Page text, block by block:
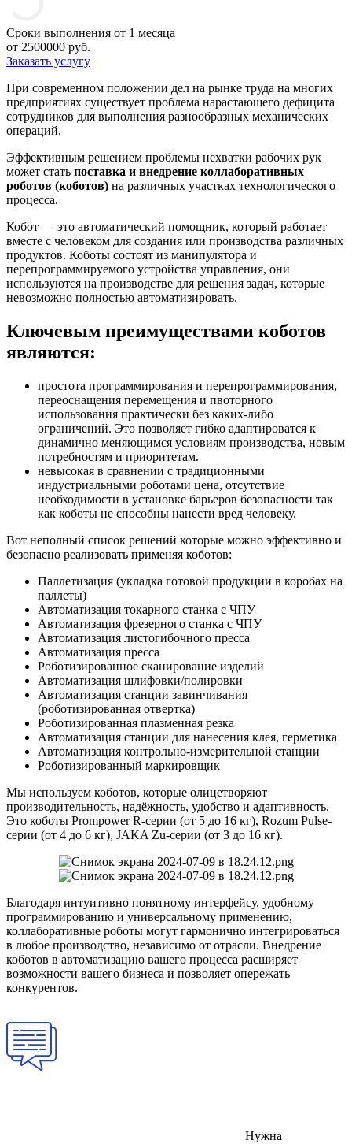
Сроки выполнения от 1 месяца
от 2500000 руб.
Заказать услугу
При современном положении дел на рынке труда на многих
предприятиях существует проблема нарастающего дефицита
сотрудников для выполнения разнообразных механических
операций.
Эффективным решением проблемы нехватки рабочих рук
может стать поставка и внедрение коллаборативных
роботов (коботов) на различных участках технологического
процесса.
Кобот — это автоматический помощник, который работает
вместе с человеком для создания или производства различных
продуктов. Коботы состоят из манипулятора и
перепрограммируемого устройства управления, они
используются на производстве для решения задач, которые
невозможно полностью автоматизировать.
Ключевым преимуществами коботов
являются:
простота программирования и перепрограммирования,
переоснащения перемещения и пвоторного
использования практически без каких-либо
ограничений. Это позволяет гибко адаптироватся к
динамично меняющимся условиям производства, новым
потребностям и приоритетам.
невысокая в сравнении с традиционными
индустриальными роботами цена, отсутствие
необходимости в установке барьеров безопасности так
как коботы не способны нанести вред человеку.
Вот неполный список решений которые можно эффективно и
безопасно реализовать применяя коботов:
Паллетизация (укладка готовой продукции в коробах на
паллеты)
Автоматизация токарного станка с ЧПУ
Автоматизация фрезерного станка с ЧПУ
Автоматизация листогибочного пресса
Автоматизация пресса
Роботизированное сканирование изделий
Автоматизация шлифовки/полировки
Автоматизация станции завинчивания
(роботизированная отвертка)
Роботизированная плазменная резка
Автоматизация станции для нанесения клея, герметика
Автоматизация контрольно-измерительной станции
Роботизированный маркировщик
Мы используем коботов, которые олицетворяют
производительность, надёжность, удобство и адаптивность.
Это коботы Prompower R-cерии (от 5 до 16 кг), Rozum Pulse-
серии (от 4 до 6 кг), JAKA Zu-серии (от 3 до 16 кг).
Благодаря интуитивно понятному интерфейсу, удобному
программированию и универсальному применению,
коллаборативные роботы могут гармонично интегрироваться
в любое производство, независимо от отрасли. Внедрение
коботов в автоматизацию вашего процесса расширяет
возможности вашего бизнеса и позволяет опережать
конкурентов.
Нужна